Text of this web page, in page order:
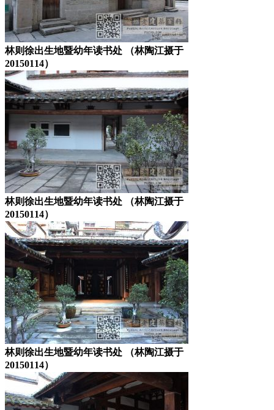
林则徐出生地暨幼年读书处 （林陶江摄于
20150114）
林则徐出生地暨幼年读书处 （林陶江摄于
20150114）
林则徐出生地暨幼年读书处 （林陶江摄于
20150114）